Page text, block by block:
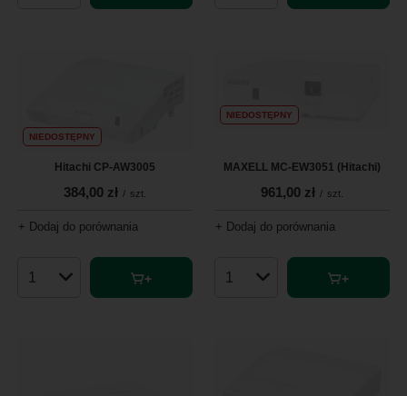
NIEDOSTĘPNY
Hitachi CP-AW3005
384,00 zł / szt.
+ Dodaj do porównania
Ilość produktów
NIEDOSTĘPNY
MAXELL MC-EW3051 (Hitachi)
961,00 zł / szt.
+ Dodaj do porównania
Ilość produktów